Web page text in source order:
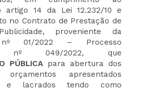
artigo 14 da Lei 12.232/10 e
no Contrato de Prestação de
proveniente da
nº 01/2022 – Processo
nº 049/2022, que
PÚBLICA para abertura dos
apresentados
e lacrados tendo como